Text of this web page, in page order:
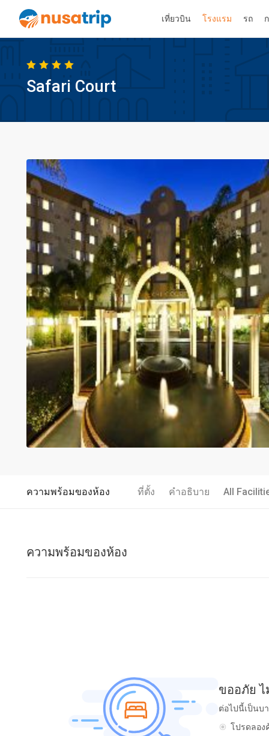
เที่ยวบิน โรงแรม รถ
Safari Court
ความพร้อมของห้อง ที่ตั้ง คำอธิบาย All
ความพร้อมของห้อง
ขออภัย
ต่อไปนี้เป็นบ
โปรดลอง